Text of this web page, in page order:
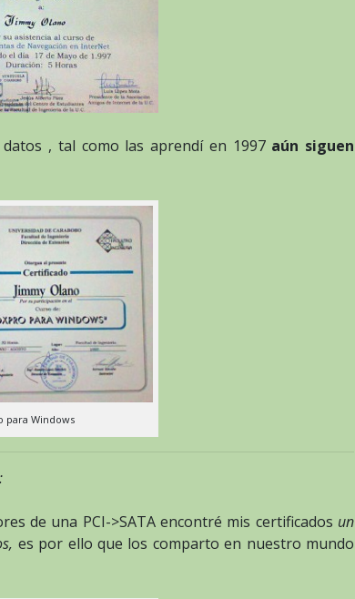
, tal como las aprendí en 1997 aún siguen
para Windows
de una PCI->SATA encontré mis certificados un
es por ello que los comparto en nuestro mundo